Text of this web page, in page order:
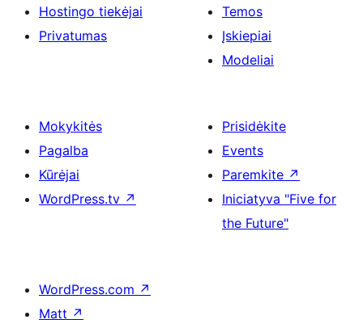
Hostingo tiekėjai
Privatumas
Temos
Įskiepiai
Modeliai
Mokykitės
Pagalba
Kūrėjai
WordPress.tv ↗
Prisidėkite
Events
Paremkite ↗
Iniciatyva "Five for
the Future"
WordPress.com ↗
Matt ↗